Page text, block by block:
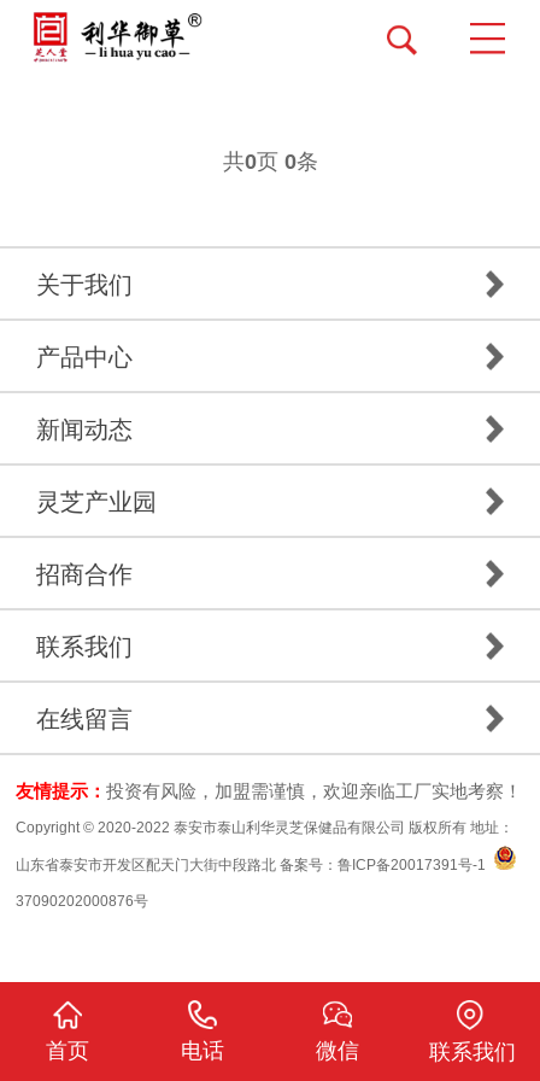
共0页 0条
关于我们
产品中心
新闻动态
灵芝产业园
招商合作
联系我们
在线留言
友情提示：投资有风险，加盟需谨慎，欢迎亲临工厂实地考察！
Copyright © 2020-2022 泰安市泰山利华灵芝保健品有限公司 版权所有 地址：
山东省泰安市开发区配天门大街中段路北 备案号：鲁ICP备20017391号-1
37090202000876号
首页 电话 微信 联系我们